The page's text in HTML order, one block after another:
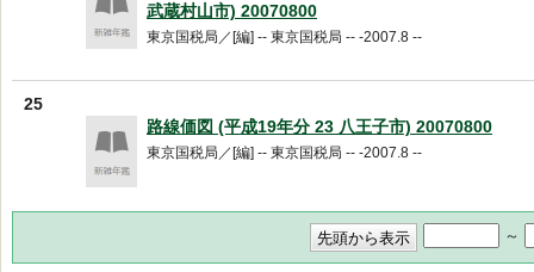
武蔵村山市) 20070800
東京国税局／[編] -- 東京国税局 -- -2007.8 --
25
路線価図 (平成19年分 23 八王子市) 20070800
東京国税局／[編] -- 東京国税局 -- -2007.8 --
～